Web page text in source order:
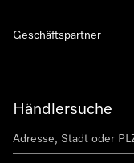
Händlersuche
Geschäftspartner